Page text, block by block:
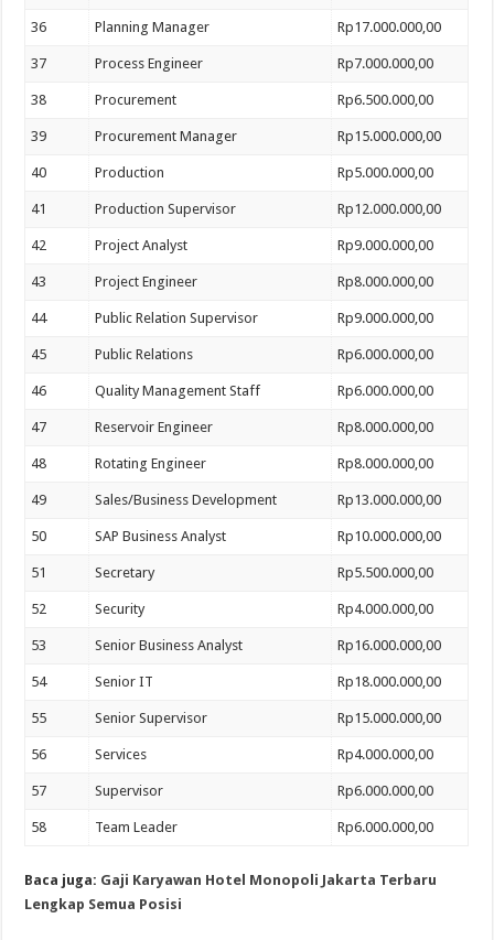
36 Planning Manager Rp17.000.000,00
37 Process Engineer Rp7.000.000,00
38 Procurement Rp6.500.000,00
39 Procurement Manager Rp15.000.000,00
40 Production Rp5.000.000,00
41 Production Supervisor Rp12.000.000,00
42 Project Analyst Rp9.000.000,00
43 Project Engineer Rp8.000.000,00
44 Public Relation Supervisor Rp9.000.000,00
45 Public Relations Rp6.000.000,00
46 Quality Management Staff Rp6.000.000,00
47 Reservoir Engineer Rp8.000.000,00
48 Rotating Engineer Rp8.000.000,00
49 Sales/Business Development Rp13.000.000,00
50 SAP Business Analyst Rp10.000.000,00
51 Secretary Rp5.500.000,00
52 Security Rp4.000.000,00
53 Senior Business Analyst Rp16.000.000,00
54 Senior IT Rp18.000.000,00
55 Senior Supervisor Rp15.000.000,00
56 Services Rp4.000.000,00
57 Supervisor Rp6.000.000,00
58 Team Leader Rp6.000.000,00
Baca juga: Gaji Karyawan Hotel Monopoli Jakarta Terbaru
Lengkap Semua Posisi